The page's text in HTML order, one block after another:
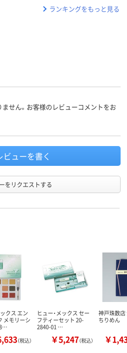
ランキングをもっと見る
せん。お客様のレビューコメントをお
ビューを書く
をリクエストする
クス エン
メモリーシ
（税込）
ヒュー・メックス セー
フティーセット 20-
2840-01 …
￥5,247（税込）
神戸珠数
ちりめん
￥